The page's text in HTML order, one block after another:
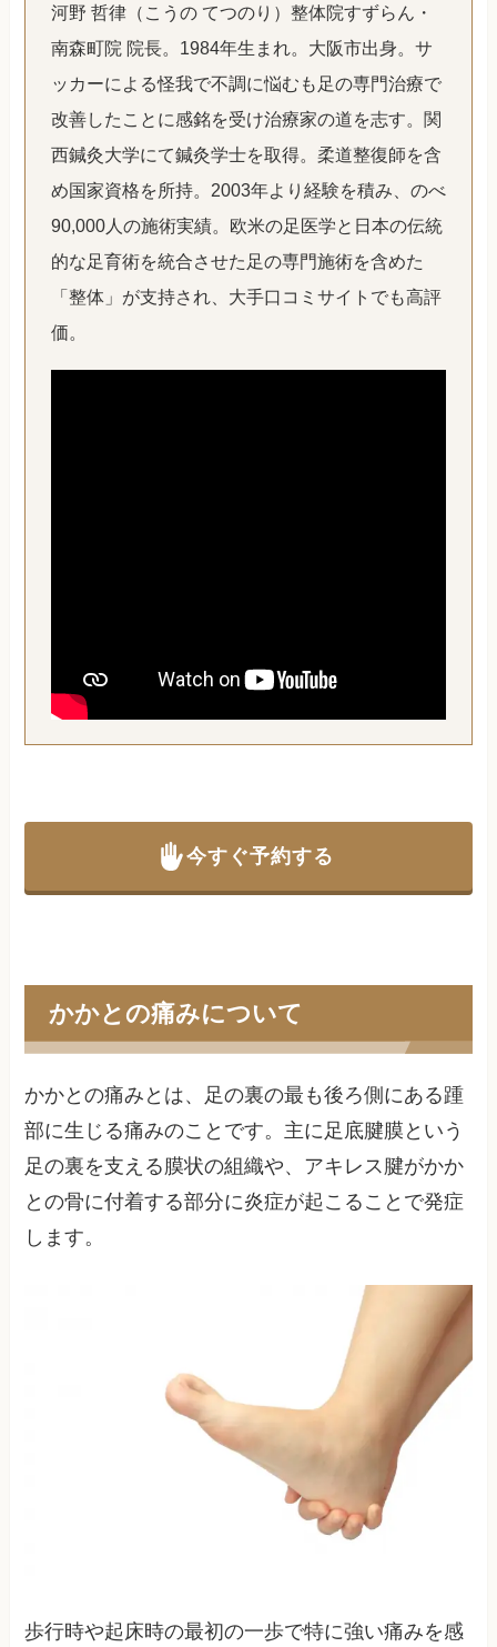
河野 哲律（こうの てつのり）整体院すずらん・
南森町院 院長。1984年生まれ。大阪市出身。サ
ッカーによる怪我で不調に悩むも足の専門治療で
改善したことに感銘を受け治療家の道を志す。関
西鍼灸大学にて鍼灸学士を取得。柔道整復師を含
め国家資格を所持。2003年より経験を積み、のべ
90,000人の施術実績。欧米の足医学と日本の伝統
的な足育術を統合させた足の専門施術を含めた
「整体」が支持され、大手口コミサイトでも高評
価。
今すぐ予約する
かかとの痛みについて
かかとの痛みとは、足の裏の最も後ろ側にある踵
部に生じる痛みのことです。主に足底腱膜という
足の裏を支える膜状の組織や、アキレス腱がかか
との骨に付着する部分に炎症が起こることで発症
します。
歩行時や起床時の最初の一歩で特に強い痛みを感